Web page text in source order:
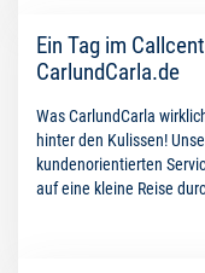
Ein Tag im
CarlundCarla.de
Was CarlundCarla
hinter den Kulissen!
kundenorientierten
auf eine kleine Reise